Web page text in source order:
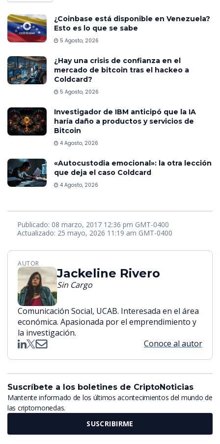
¿Coinbase está disponible en Venezuela?
Esto es lo que se sabe
5 Agosto, 2026
¿Hay una crisis de confianza en el
mercado de bitcoin tras el hackeo a
Coldcard?
5 Agosto, 2026
Investigador de IBM anticipó que la IA
haría daño a productos y servicios de
Bitcoin
4 Agosto, 2026
«Autocustodia emocional»: la otra lección
que deja el caso Coldcard
4 Agosto, 2026
Publicado: 08 marzo, 2017 12:36 pm GMT-0400
Actualizado: 25 mayo, 2026 11:19 am GMT-0400
AUTOR
Jackeline Rivero
Sin Cargo
Comunicación Social, UCAB. Interesada en el área
económica. Apasionada por el emprendimiento y
la investigación.
Conoce al autor
Suscríbete a los boletines de CriptoNoticias
Mantente informado de los últimos acontecimientos del mundo de
las criptomonedas.
SUSCRIBIRME